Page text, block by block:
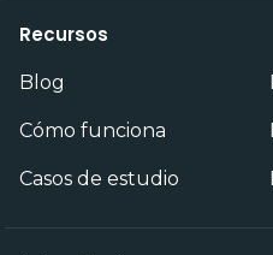
Recursos
Blog
Cómo funciona
Casos de estudio